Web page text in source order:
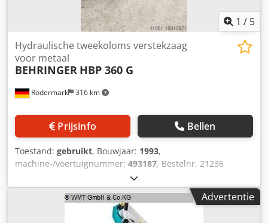
1 / 5
Rödermark 316 km
Hydraulische tweekoloms verstekzaag
voor metaal
BEHRINGER HBP 360 G
Prijsinfo Bellen
Toestand: gebruikt, Bouwjaar: 1993,
machine-/voertuignummer: 493187, Bestelnr. 21236
Hydraulische tweekoloms verstekzaag voor metaal
Crodjwqpmnopfx Ag Aof Technische specificaties: -
Zaagvermogen bij 90°: 360 mm (rond) - Rechthoekig: 600 x
360 mm (rechthoekig) - Zaagvermogen bij 45°: 320 mm
Advertentie